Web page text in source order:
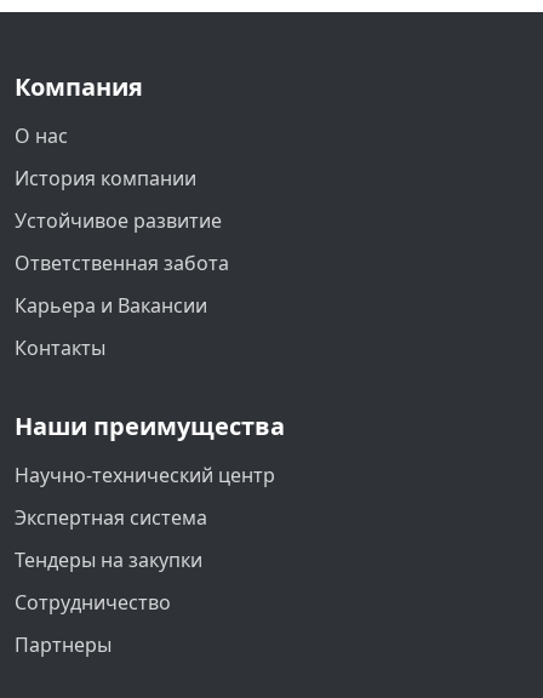
Компания
О нас
История компании
Устойчивое развитие
Ответственная забота
Карьера и Вакансии
Контакты
Наши преимущества
Научно-технический центр
Экспертная система
Тендеры на закупки
Сотрудничество
Партнеры